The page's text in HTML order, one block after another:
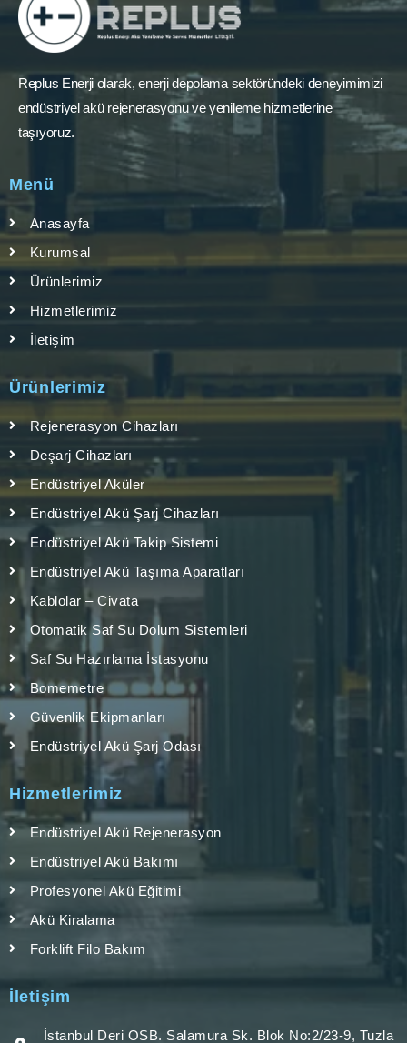
Replus Enerji olarak, enerji depolama sektöründeki deneyimimizi
endüstriyel akü rejenerasyonu ve yenileme hizmetlerine
taşıyoruz.
Menü
Anasayfa
Kurumsal
Ürünlerimiz
Hizmetlerimiz
İletişim
Ürünlerimiz
Rejenerasyon Cihazları
Deşarj Cihazları
Endüstriyel Aküler
Endüstriyel Akü Şarj Cihazları
Endüstriyel Akü Takip Sistemi
Endüstriyel Akü Taşıma Aparatları
Kablolar – Civata
Otomatik Saf Su Dolum Sistemleri
Saf Su Hazırlama İstasyonu
Bomemetre
Güvenlik Ekipmanları
Endüstriyel Akü Şarj Odası
Hizmetlerimiz
Endüstriyel Akü Rejenerasyon
Endüstriyel Akü Bakımı
Profesyonel Akü Eğitimi
Akü Kiralama
Forklift Filo Bakım
İletişim
İstanbul Deri OSB. Salamura Sk. Blok No:2/23-9, Tuzla